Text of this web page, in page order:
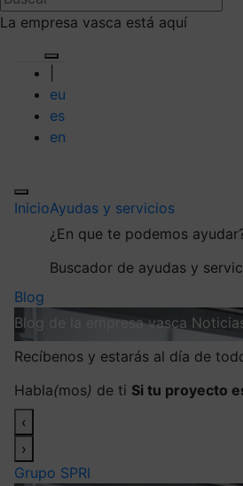
La empresa vasca está aquí
eu
es
en
InicioAyudas y servicios
¿En que te podemos
Buscador de ayudas y
Blog
Blog de la empresa vasca
Recíbenos y estarás al día de
Habla(mos) de ti Si tu proyecto
‹
›
Grupo SPRI